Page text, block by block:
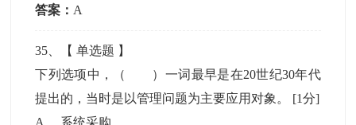
答案： A
35 、【单选题 】
下列选项中，（ ）一词最早是在20世纪30年代
提出的，当时是以管理问题为主要应用对象。 [1分]
A
系统采购